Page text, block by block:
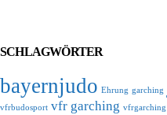
SCHLAGWÖRTER
bayernjudo Ehrung garching
vfrbudosport vfr garching vfrgarching